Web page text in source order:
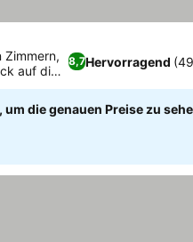
8,7Hervorragend
Zimmern,
auf die
um die genauen Preise zu